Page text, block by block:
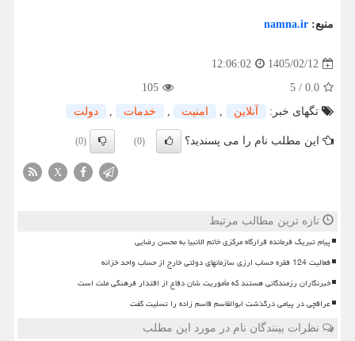
منبع: namna.ir
1405/02/12
12:06:02
0.0
/
5
105
تگهای خبر:
آنلاین , امنیت , خدمات , دولت
این مطلب نام را می پسندید؟ (0)
(0)
X
تازه ترین مطالب مرتبط
پیام تبریک فرمانده قرارگاه مرکزی خاتم الانبیا به محسن رضایی
فعالیت 124 فقره حساب ارزی سازمانهای دولتی خارج از حساب واحد خزانه
خبرنگاران رزمندگانی هستند که مأموریت شان دفاع از اقتدار فرهنگی ملت است
عراقچی در پیامی درگذشت ابوالقاسم قاسم زاده را تسلیت گفت
نظرات بینندگان نام در مورد این مطلب